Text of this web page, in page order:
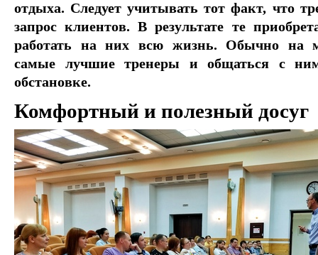
отдыха. Следует учитывать тот факт, что
запрос клиентов. В результате те
работать на них всю жизнь. Обычно на
самые лучшие тренеры и общаться с
обстановке.
Комфортный и полезный досуг